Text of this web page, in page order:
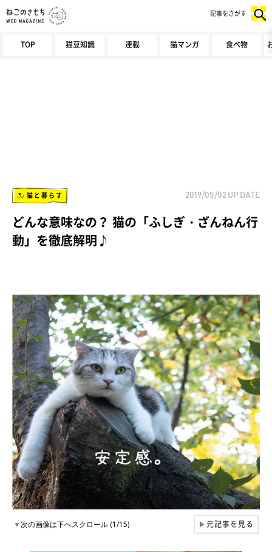
TOP 猫豆知識 連載 猫マンガ 食べ物
記事をさがす
猫と暮らす 2019/05/02 UP DATE
どんな意味なの？ 猫の「ふしぎ・ざんねん行
動」を徹底解明♪
▼次の画像は下へスクロール (1/15) ▶元記事を見る